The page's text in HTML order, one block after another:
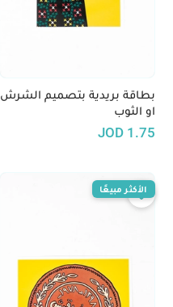
بطاقة بريدية بتصميم الشرش
او الثوب
1.75
JOD
الأكثر مبيعًا